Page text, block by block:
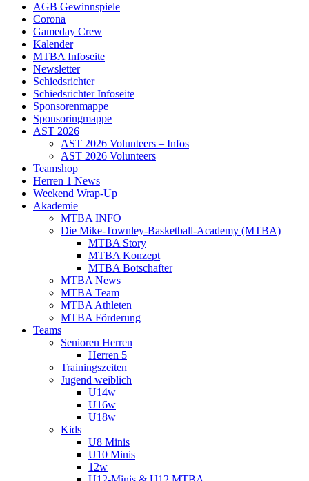
AGB Gewinnspiele
Corona
Gameday Crew
Kalender
MTBA Infoseite
Newsletter
Schiedsrichter
Schiedsrichter Infoseite
Sponsorenmappe
Sponsoringmappe
AST 2026
AST 2026 Volunteers – Infos
AST 2026 Volunteers
Teamshop
Herren 1 News
Weekend Wrap-Up
Akademie
MTBA INFO
Die Mike-Townley-Basketball-Academy (MTBA)
MTBA Story
MTBA Konzept
MTBA Botschafter
MTBA News
MTBA Team
MTBA Athleten
MTBA Förderung
Teams
Senioren Herren
Herren 5
Trainingszeiten
Jugend weiblich
U14w
U16w
U18w
Kids
U8 Minis
U10 Minis
12w